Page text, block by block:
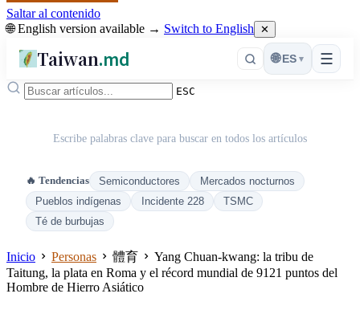
Saltar al contenido
🌐 English version available → Switch to English ✕
Taiwan.md ☰
🌐 ES ▾
ESC
Escribe palabras clave para buscar en todos los artículos
🔥 Tendencias Semiconductores
Mercados nocturnos
Pueblos indígenas
Incidente 228
TSMC
Té de burbujas
Inicio Personas 體育
Yang Chuan-kwang: la tribu de
Taitung, la plata en Roma y el récord mundial de 9121 puntos del
Hombre de Hierro Asiático